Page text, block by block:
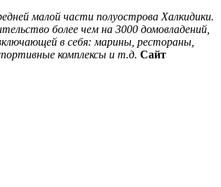
малой части полуострова Халкидики.
более чем на 3000 домовладений,
в себя: марины, рестораны,
комплексы и т.д. Сайт